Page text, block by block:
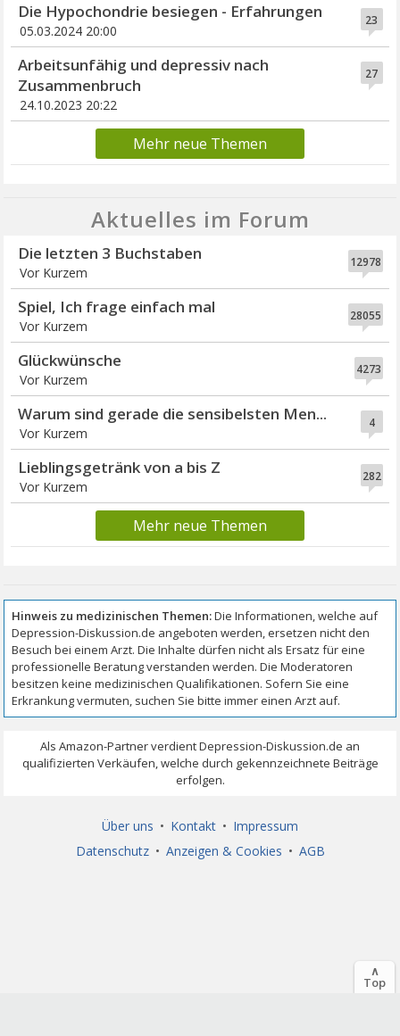
23
Die Hypochondrie besiegen - Erfahrungen
05.03.2024 20:00
27
Arbeitsunfähig und depressiv nach
Zusammenbruch
24.10.2023 20:22
Mehr neue Themen
Aktuelles im Forum
12978
Die letzten 3 Buchstaben
Vor Kurzem
28055
Spiel, Ich frage einfach mal
Vor Kurzem
4273
Glückwünsche
Vor Kurzem
4
Warum sind gerade die sensibelsten Men...
Vor Kurzem
282
Lieblingsgetränk von a bis Z
Vor Kurzem
Mehr neue Themen
Über uns • Kontakt • Impressum
Datenschutz • Anzeigen & Cookies • AGB
∧
Top